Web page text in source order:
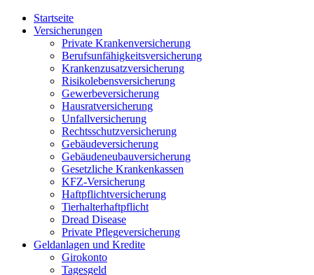
Startseite
Versicherungen
Private Krankenversicherung
Berufsunfähigkeitsversicherung
Krankenzusatzversicherung
Risikolebensversicherung
Gewerbeversicherung
Hausratversicherung
Unfallversicherung
Rechtsschutzversicherung
Gebäudeversicherung
Gebäudeneubauversicherung
Gesetzliche Krankenkassen
KFZ-Versicherung
Haftpflichtversicherung
Tierhalterhaftpflicht
Dread Disease
Private Pflegeversicherung
Geldanlagen und Kredite
Girokonto
Tagesgeld